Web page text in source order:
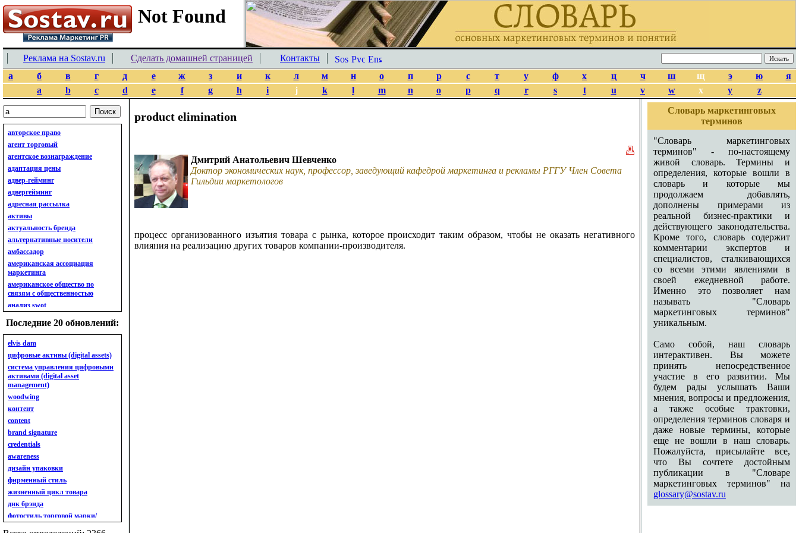
Реклама на Sostav.ru Сделать домашней страницей
Контакты
а
б в г д е ж з и к л м н о п р с т у ф х ц ч ш щ э ю
я
a
b c d e f g h i j k l m n o p q r s t u v w x y z
авторское право
агент торговый
агентское вознаграждение
адаптация цены
адвер-гейминг
адвергейминг
адресная рассылка
активы
актуальность бренда
альтернативные носители
амбассадор
американская ассоциация
маркетинга
американское общество по
связям с общественностью
анализ swot
анализ бизнес-портфеля
анализ имиджа
анализ кластерный
анализ конкурентов
анализ кросс-культурных
особенностей
анализ мак кинси «7s»
анализ макросистемы
анализ маркетинговый
анализ рынка
анализ ситуационный
анализ экспертный
индивидуальный
анкета
ассортимент
ассортимент товарный.
планирование товарного
ассортимента
ассортимент. глубина
Последние 20 обновлений:
elvis dam
цифровые активы (digital assets)
система управления цифровыми
активами (digital asset
management)
woodwing
контент
content
brand signature
credentials
awareness
дизайн упаковки
фирменный стиль
жизненный цикл товара
днк брэнда
фотостиль торговой марки/
линейки продукции
product elimination
Дмитрий Анатольевич Шевченко
Доктор экономических наук, профессор, заведующий кафедрой маркетинга и рекламы РГГУ Член Совета
Гильдии маркетологов
процесс организованного изъятия товара с рынка, которое происходит таким образом, чтобы не оказать негативного
влияния на реализацию других товаров компании-производителя.
Словарь маркетинговых
терминов
"Словарь маркетинговых
терминов" - по-настоящему
живой словарь. Термины и
определения, которые вошли в
словарь и которые мы
продолжаем добавлять,
дополнены примерами из
реальной бизнес-практики и
действующего законодательства.
Кроме того, словарь содержит
комментарии экспертов и
специалистов, сталкивающихся
со всеми этими явлениями в
своей ежедневной работе.
Именно это позволяет нам
называть "Словарь
маркетинговых терминов"
уникальным.
Само собой, наш словарь
интерактивен. Вы можете
принять непосредственное
участие в его развитии. Мы
будем рады услышать Ваши
мнения, вопросы и предложения,
а также особые трактовки,
определения терминов словаря и
даже новые термины, которые
еще не вошли в наш словарь.
Пожалуйста, присылайте все,
что Вы сочтете достойным
публикации в "Словаре
маркетинговых терминов" на
glossary@sostav.ru